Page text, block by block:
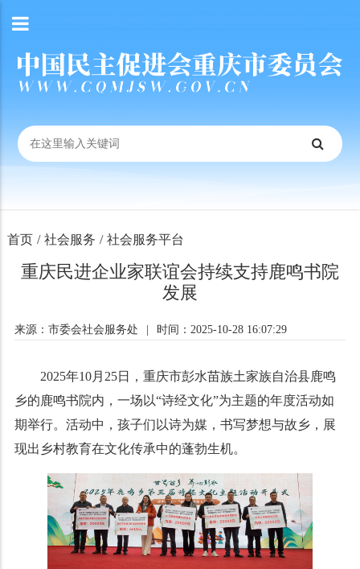
首页 / 社会服务 / 社会服务平台
重庆民进企业家联谊会持续支持鹿鸣书院
发展
来源：市委会社会服务处 时间：2025-10-28 16:07:29
2025年10月 25日，重庆市彭水苗族土家族自治县鹿鸣
乡的鹿鸣书院内，一场以“诗经文化”为主题的年度活动如
期举行。活动中，孩子们以诗为媒，书写梦想与故乡，展
现出乡村教育在文化传承中的蓬勃生机。